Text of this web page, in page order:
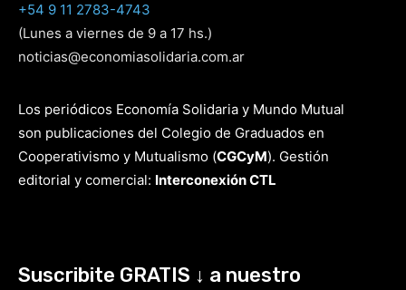
+54 9 11 2783-4743
(Lunes a viernes de 9 a 17 hs.)
noticias@economiasolidaria.com.ar
Los periódicos Economía Solidaria y Mundo Mutual
son publicaciones del Colegio de Graduados en
Cooperativismo y Mutualismo (CGCyM). Gestión
editorial y comercial: Interconexión CTL
Suscribite GRATIS ↓ a nuestro